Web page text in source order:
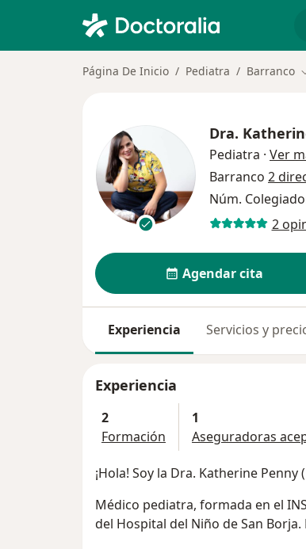
Página De Inicio Pediatra Barranco
Dra.
Pediatra · Ver
Barranco 2
Núm.
2
Agendar cita
Experiencia Servicios y
Experiencia
2
Formación
1
Aseguradoras
¡Hola! Soy la Dra. Katherine Penny
Médico pediatra, formada en el
del Hospital del Niño de San